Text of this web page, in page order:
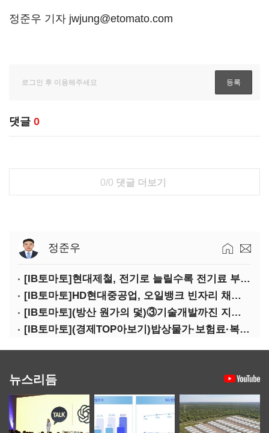
정준우 기자 jwjung@etomato.com
댓글 0
0/0 댓글 더보기
정준우
[IB토마토]현대제철, 전기로 늘릴수록 전기료 부담…저탄소 전환의 역설
[IB토마토]HD현대중공업, 오일뱅크 빈자리 채웠다…그룹 배당 핵심축 부상
[IB토마토](방산 원가의 덫)③기술개발까진 지원…수출은 각자도생
[IB토마토](경제TOP아보기)밥상물가·보험료·복구비…장마가 내미는 청구서
뉴스리듬